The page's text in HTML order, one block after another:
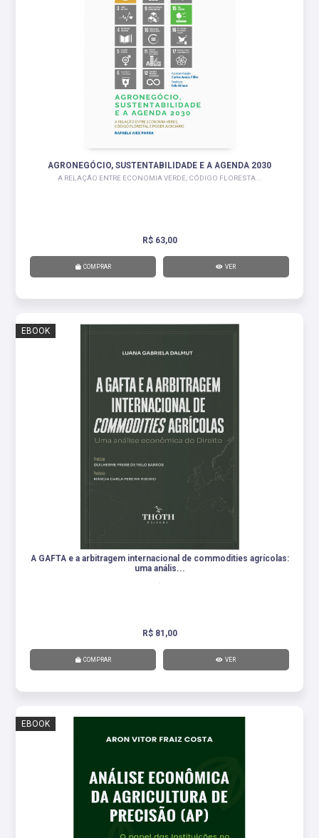
AGRONEGÓCIO, SUSTENTABILIDADE E A AGENDA 2030
A RELAÇÃO ENTRE ECONOMIA VERDE, CÓDIGO FLORESTA...
R$ 63,00
COMPRAR VER
EBOOK
A GAFTA e a arbitragem internacional de commodities agrícolas:
uma anális...
R$ 81,00
COMPRAR VER
EBOOK